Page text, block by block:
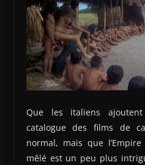
Que les italiens
catalogue des films de
normal, mais que
mêlé est un peu plus